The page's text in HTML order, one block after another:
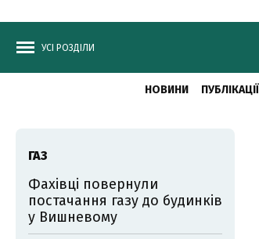
УСІ РОЗДІЛИ
НОВИНИ ПУБЛІКАЦІЇ
ГАЗ
Фахівці повернули
постачання газу до будинків
у Вишневому